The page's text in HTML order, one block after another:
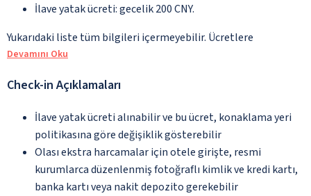
İlave yatak ücreti: gecelik 200 CNY.
Yukarıdaki liste tüm bilgileri içermeyebilir. Ücretlere
Devamını Oku
Check-in Açıklamaları
İlave yatak ücreti alınabilir ve bu ücret, konaklama yeri
politikasına göre değişiklik gösterebilir
Olası ekstra harcamalar için otele girişte, resmi
kurumlarca düzenlenmiş fotoğraflı kimlik ve kredi kartı,
banka kartı veya nakit depozito gerekebilir